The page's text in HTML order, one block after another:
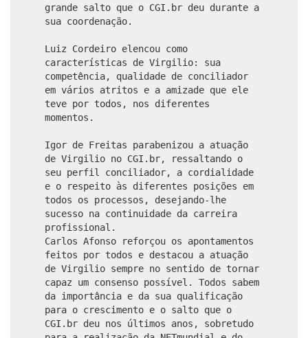
grande salto que o CGI.br deu durante a
sua coordenação.
Luiz Cordeiro elencou como
características de Virgilio: sua
competência, qualidade de conciliador
em vários atritos e a amizade que ele
teve por todos, nos diferentes
momentos.
Igor de Freitas parabenizou a atuação
de Virgilio no CGI.br, ressaltando o
seu perfil conciliador, a cordialidade
e o respeito às diferentes posições em
todos os processos, desejando-lhe
sucesso na continuidade da carreira
profissional.
Carlos Afonso reforçou os apontamentos
feitos por todos e destacou a atuação
de Virgilio sempre no sentido de tornar
capaz um consenso possível. Todos sabem
da importância e da sua qualificação
para o crescimento e o salto que o
CGI.br deu nos últimos anos, sobretudo